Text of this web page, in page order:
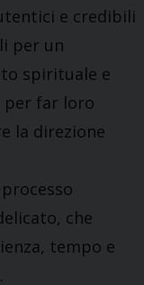
e credibili
per un
spirituale e
per far loro
la direzione
che
tempo e